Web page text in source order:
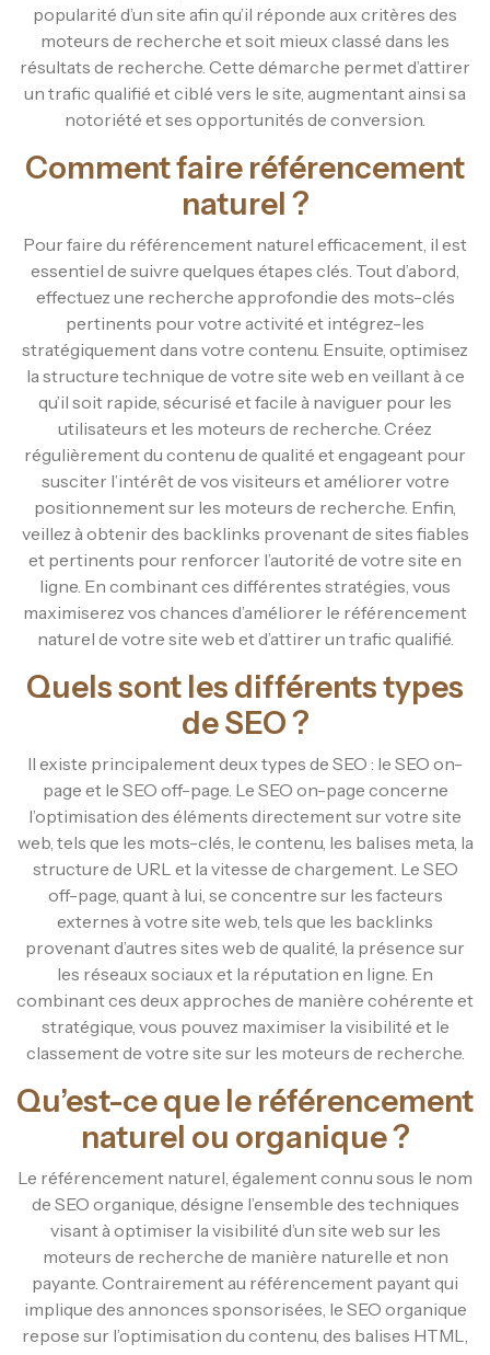
popularité d’un site afin qu’il réponde aux critères des
moteurs de recherche et soit mieux classé dans les
résultats de recherche. Cette démarche permet d’attirer
un trafic qualifié et ciblé vers le site, augmentant ainsi sa
notoriété et ses opportunités de conversion.
Comment faire référencement
naturel ?
Pour faire du référencement naturel efficacement, il est
essentiel de suivre quelques étapes clés. Tout d’abord,
effectuez une recherche approfondie des mots-clés
pertinents pour votre activité et intégrez-les
stratégiquement dans votre contenu. Ensuite, optimisez
la structure technique de votre site web en veillant à ce
qu’il soit rapide, sécurisé et facile à naviguer pour les
utilisateurs et les moteurs de recherche. Créez
régulièrement du contenu de qualité et engageant pour
susciter l’intérêt de vos visiteurs et améliorer votre
positionnement sur les moteurs de recherche. Enfin,
veillez à obtenir des backlinks provenant de sites fiables
et pertinents pour renforcer l’autorité de votre site en
ligne. En combinant ces différentes stratégies, vous
maximiserez vos chances d’améliorer le référencement
naturel de votre site web et d’attirer un trafic qualifié.
Quels sont les différents types
de SEO ?
Il existe principalement deux types de SEO : le SEO on-
page et le SEO off-page. Le SEO on-page concerne
l’optimisation des éléments directement sur votre site
web, tels que les mots-clés, le contenu, les balises meta, la
structure de URL et la vitesse de chargement. Le SEO
off-page, quant à lui, se concentre sur les facteurs
externes à votre site web, tels que les backlinks
provenant d’autres sites web de qualité, la présence sur
les réseaux sociaux et la réputation en ligne. En
combinant ces deux approches de manière cohérente et
stratégique, vous pouvez maximiser la visibilité et le
classement de votre site sur les moteurs de recherche.
Qu’est-ce que le référencement
naturel ou organique ?
Le référencement naturel, également connu sous le nom
de SEO organique, désigne l’ensemble des techniques
visant à optimiser la visibilité d’un site web sur les
moteurs de recherche de manière naturelle et non
payante. Contrairement au référencement payant qui
implique des annonces sponsorisées, le SEO organique
repose sur l’optimisation du contenu, des balises HTML,